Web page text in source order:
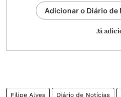
Adicionar o Diário de
Já
Filipe Alves Diário de Notícias